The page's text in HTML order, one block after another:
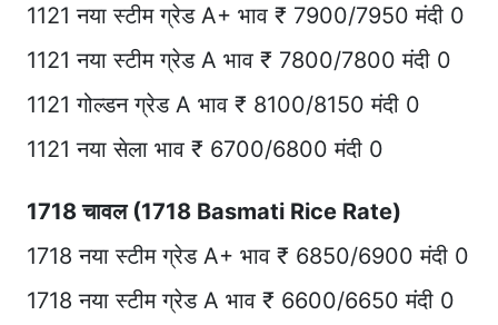
1121 नया स्टीम ग्रेड A+ भाव ₹ 7900/7950 मंदी 0
1121 नया स्टीम ग्रेड A भाव ₹ 7800/7800 मंदी 0
1121 गोल्डन ग्रेड A भाव ₹ 8100/8150 मंदी 0
1121 नया सेला भाव ₹ 6700/6800 मंदी 0
1718 चावल (1718 Basmati Rice Rate)
1718 नया स्टीम ग्रेड A+ भाव ₹ 6850/6900 मंदी 0
1718 नया स्टीम ग्रेड A भाव ₹ 6600/6650 मंदी 0